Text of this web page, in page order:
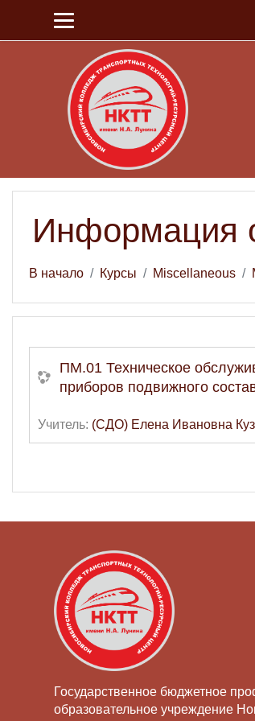
Информация
В начало Курсы Miscellaneous
ПМ.01 Техническое
приборов подвижного
Учитель: (СДО) Елена Ивановна
Государственное бюджетное
образовательное учреждение